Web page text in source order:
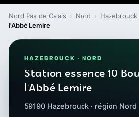
Nord Pas de Calais › Nord › Hazebrouck
l'Abbé Lemire
HAZEBROUCK · NORD
Station essence 10
l'Abbé Lemire
59190 Hazebrouck · région Nord